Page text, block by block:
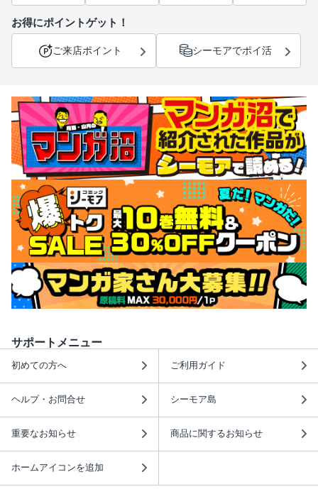
お得にポイントゲット！
ご来店ポイント シーモアでポイ活
サポートメニュー
初めての方へ ご利用ガイド
ヘルプ・お問合せ シーモア島
重要なお知らせ 商品に関するお知らせ
ホームアイコンを追加